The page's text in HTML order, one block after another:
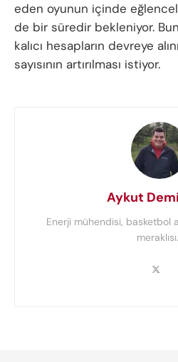
eden oyunun içinde
de bir süredir bekleniyor.
kalıcı hesapların devreye
sayısının artırılması istiyor.
Aykut
Enerji mühendisi, basketbol